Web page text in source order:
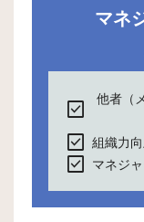
マネ
check_box
他者（
check_box 組織力向
check_box マネジ